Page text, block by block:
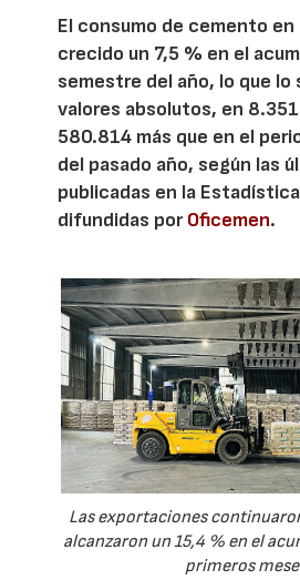
El consumo de cemento en
crecido un 7,5 % en el
semestre del año, lo que lo
valores absolutos, en
580.814 más que en el
del pasado año, según las
publicadas en la
difundidas porOficemen.
Las exportaciones
alcanzaron un 15,4 % en el
primeros